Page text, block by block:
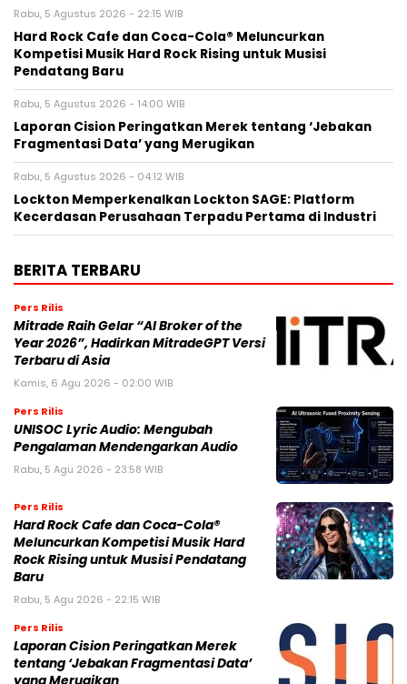
Rabu, 5 Agustus 2026 - 22:15 WIB
Hard Rock Cafe dan Coca-Cola® Meluncurkan
Kompetisi Musik Hard Rock Rising untuk Musisi
Pendatang Baru
Rabu, 5 Agustus 2026 - 14:00 WIB
Laporan Cision Peringatkan Merek tentang ‘Jebakan
Fragmentasi Data’ yang Merugikan
Rabu, 5 Agustus 2026 - 04:12 WIB
Lockton Memperkenalkan Lockton SAGE: Platform
Kecerdasan Perusahaan Terpadu Pertama di Industri
BERITA TERBARU
Pers Rilis
Mitrade Raih Gelar “AI Broker of the
Year 2026”, Hadirkan MitradeGPT Versi
Terbaru di Asia
Kamis, 6 Agu 2026 - 02:00 WIB
Pers Rilis
UNISOC Lyric Audio: Mengubah
Pengalaman Mendengarkan Audio
Rabu, 5 Agu 2026 - 23:58 WIB
Pers Rilis
Hard Rock Cafe dan Coca-Cola®
Meluncurkan Kompetisi Musik Hard
Rock Rising untuk Musisi Pendatang
Baru
Rabu, 5 Agu 2026 - 22:15 WIB
Pers Rilis
Laporan Cision Peringatkan Merek
tentang ‘Jebakan Fragmentasi Data’